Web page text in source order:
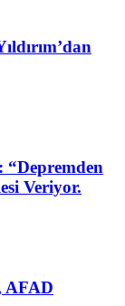
“Depremden
Veriyor.
AFAD